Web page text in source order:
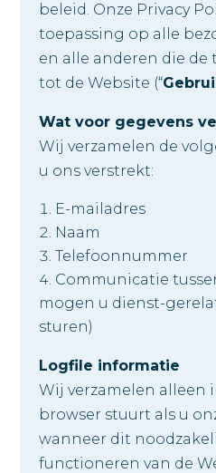
beleid. Onze Privacy
toepassing op alle
en alle anderen die
tot de Website (“
Wat voor gegevens
Wij verzamelen de
u ons verstrekt:
E-mailadres
Naam
Telefoonnummer
Communicatie
mogen u dienst-
sturen)
Logfile informatie
Wij verzamelen alleen
browser stuurt als u
wanneer dit
functioneren van de